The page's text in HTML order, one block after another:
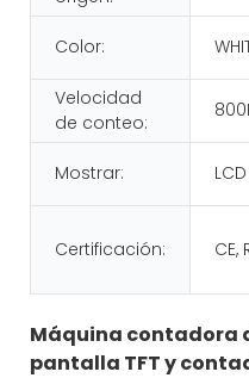
Color:
Velocidad
de conteo:
Mostrar:
Certificación: CE,
Máquina contadora
pantalla TFT y